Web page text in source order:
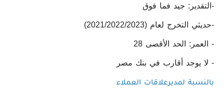
-التقدير: جيد فما فوق
-حديثي التخرج لعام (2021/2022/2023)
- العمر: الحد الأقصى 28
- لا يوجد أقارب في بنك مصر
بالنسبة لمديرعلاقات العملاء